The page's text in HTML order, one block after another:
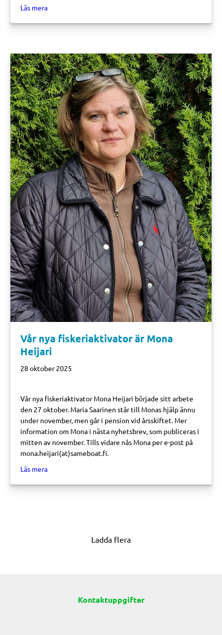
Läs meraabout Skärgårdshavets fiskeriaktivatör
Vår nya fiskeriaktivator är Mona
Heijari
28 oktober 2025
Vår nya fiskeriaktivator Mona Heijari började sitt arbete
den 27 oktober. Maria Saarinen står till Monas hjälp ännu
under november, men går i pension vid årsskiftet. Mer
information om Mona i nästa nyhetsbrev, som publiceras i
mitten av november. Tills vidare nås Mona per e-post på
mona.heijari(at)sameboat.fi.
Läs meraabout Vår nya fiskeriaktivator är Mona Heijari
Ladda flera
Kontaktuppgifter